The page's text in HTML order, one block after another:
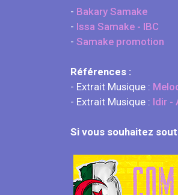
- Bakary Samake
- Issa Samake - IBC
- Samake promotion
Références :
- Extrait Musique :
- Extrait Musique : Idir -
Si vous souhaitez